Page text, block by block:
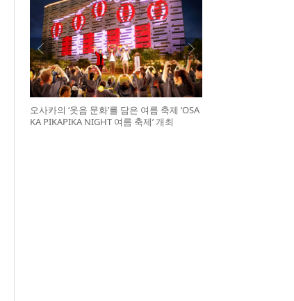
오사카의 ‘웃음 문화’를 담은 여름 축제 ‘OSA
KA PIKAPIKA NIGHT 여름 축제’ 개최